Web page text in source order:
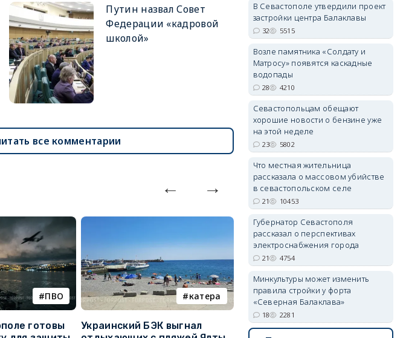
Путин назвал Совет
Федерации «кадровой
школой»
все комментарии
ПВО
готовы
катера
Украинский БЭК выгнал
электроснабжение
Губернатор Севастополя
В Севастополе утвердили проект
застройки центра Балаклавы
32 5515
Возле памятника «Солдату и
Матросу» появятся каскадные
водопады
28 4210
Севастопольцам обещают
хорошие новости о бензине уже
на этой неделе
23 5802
Что местная жительница
рассказала о массовом убийстве
в севастопольском селе
21 10453
Губернатор Севастополя
рассказал о перспективах
электроснабжения города
21 4754
Минкультуры может изменить
правила стройки у форта
«Северная Балаклава»
18 2281